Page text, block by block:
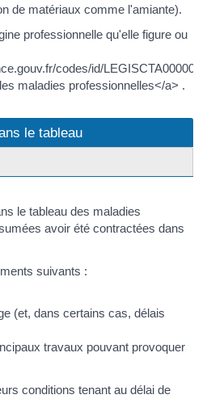
de matériaux comme l'amiante).
professionnelle qu'elle figure ou
codes/id/
maladies professionnelles</a> .
le tableau
le tableau des maladies
avoir été contractées dans
suivants :
(et, dans certains cas, délais
travaux pouvant provoquer
conditions tenant au délai de